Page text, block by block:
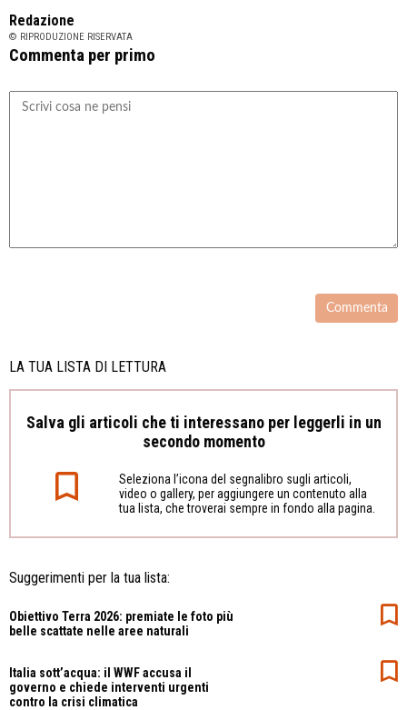
Redazione
© RIPRODUZIONE RISERVATA
Commenta per primo
LA TUA LISTA DI LETTURA
Salva gli articoli che ti interessano per leggerli in un
secondo momento
Seleziona l’icona del segnalibro sugli articoli,
video o gallery, per aggiungere un contenuto alla
tua lista, che troverai sempre in fondo alla pagina.
Suggerimenti per la tua lista:
Obiettivo Terra 2026: premiate le foto più
belle scattate nelle aree naturali
Italia sott’acqua: il WWF accusa il
governo e chiede interventi urgenti
contro la crisi climatica